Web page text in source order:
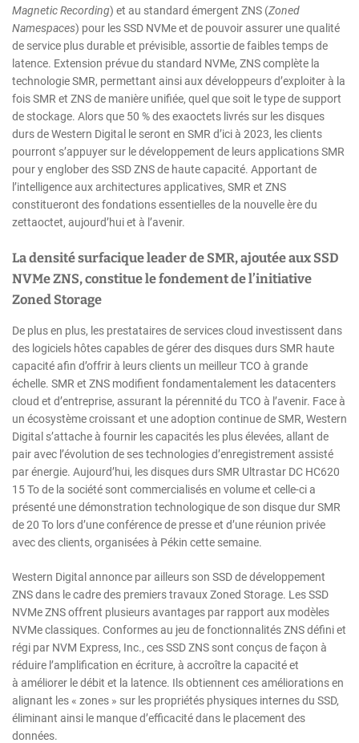
Magnetic Recording) et au standard émergent ZNS (Zoned
Namespaces) pour les SSD NVMe et de pouvoir assurer une qualité
de service plus durable et prévisible, assortie de faibles temps de
latence. Extension prévue du standard NVMe, ZNS complète la
technologie SMR, permettant ainsi aux développeurs d’exploiter à la
fois SMR et ZNS de manière unifiée, quel que soit le type de support
de stockage. Alors que 50 % des exaoctets livrés sur les disques
durs de Western Digital le seront en SMR d’ici à 2023, les clients
pourront s’appuyer sur le développement de leurs applications SMR
pour y englober des SSD ZNS de haute capacité. Apportant de
l’intelligence aux architectures applicatives, SMR et ZNS
constitueront des fondations essentielles de la nouvelle ère du
zettaoctet, aujourd’hui et à l’avenir.
La densité surfacique leader de SMR, ajoutée aux SSD
NVMe ZNS, constitue le fondement de l’initiative
Zoned Storage
De plus en plus, les prestataires de services cloud investissent dans
des logiciels hôtes capables de gérer des disques durs SMR haute
capacité afin d’offrir à leurs clients un meilleur TCO à grande
échelle. SMR et ZNS modifient fondamentalement les datacenters
cloud et d’entreprise, assurant la pérennité du TCO à l’avenir. Face à
un écosystème croissant et une adoption continue de SMR, Western
Digital s’attache à fournir les capacités les plus élevées, allant de
pair avec l’évolution de ses technologies d’enregistrement assisté
par énergie. Aujourd’hui, les disques durs SMR Ultrastar DC HC620
15 To de la société sont commercialisés en volume et celle-ci a
présenté une démonstration technologique de son disque dur SMR
de 20 To lors d’une conférence de presse et d’une réunion privée
avec des clients, organisées à Pékin cette semaine.
Western Digital annonce par ailleurs son SSD de développement
ZNS dans le cadre des premiers travaux Zoned Storage. Les SSD
NVMe ZNS offrent plusieurs avantages par rapport aux modèles
NVMe classiques. Conformes au jeu de fonctionnalités ZNS défini et
régi par NVM Express, Inc., ces SSD ZNS sont conçus de façon à
réduire l’amplification en écriture, à accroître la capacité et
à améliorer le débit et la latence. Ils obtiennent ces améliorations en
alignant les « zones » sur les propriétés physiques internes du SSD,
éliminant ainsi le manque d’efficacité dans le placement des
données.